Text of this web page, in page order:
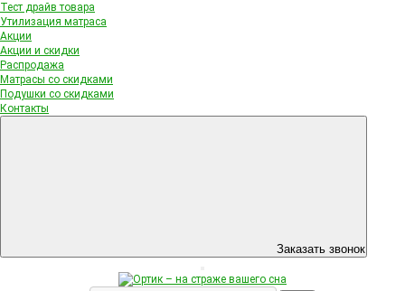
Тест драйв товара
Утилизация матраса
Акции
Акции и скидки
Распродажа
Матрасы со скидками
Подушки со скидками
Контакты
Заказать звонок